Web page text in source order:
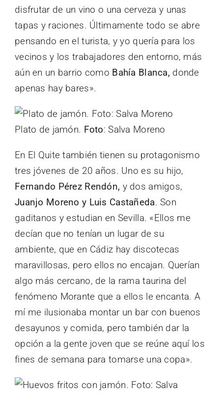
disfrutar de un vino o una cerveza y unas
tapas y raciones. Últimamente todo se abre
pensando en el turista, y yo quería para los
vecinos y los trabajadores den entorno, más
aún en un barrio como Bahía Blanca, donde
apenas hay bares».
Plato de jamón. Foto: Salva Moreno
En El Quite también tienen su protagonismo
tres jóvenes de 20 años. Uno es su hijo,
Fernando Pérez Rendón, y dos amigos,
Juanjo Moreno y Luis Castañeda. Son
gaditanos y estudian en Sevilla. «Ellos me
decían que no tenían un lugar de su
ambiente, que en Cádiz hay discotecas
maravillosas, pero ellos no encajan. Querían
algo más cercano, de la rama taurina del
fenómeno Morante que a ellos le encanta. A
mí me ilusionaba montar un bar con buenos
desayunos y comida, pero también dar la
opción a la gente joven que se reúne aquí los
fines de semana para tomarse una copa».